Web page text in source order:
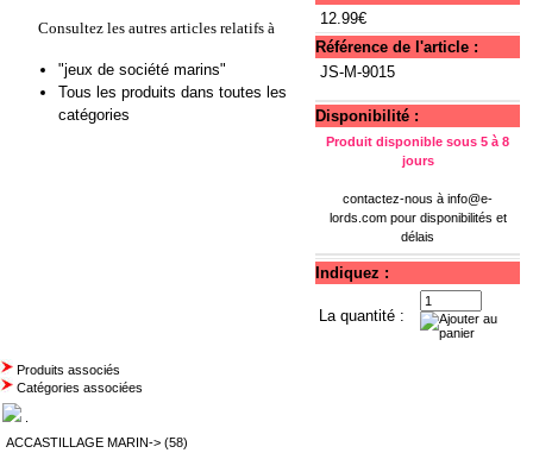
Consultez les autres articles relatifs à
"jeux de société marins"
Tous les produits dans toutes les
catégories
12.99€
Référence de l'article :
JS-M-9015
Disponibilité :
Produit disponible sous 5 à 8
jours
contactez-nous à info@e-
lords.compour disponibilités et
délais
Indiquez :
La quantité :
Produits associés
Catégories associées
ACCASTILLAGE MARIN-> (58)